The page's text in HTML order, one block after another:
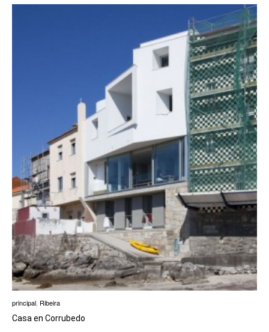
principal Ribeira
Casa en Corrubedo